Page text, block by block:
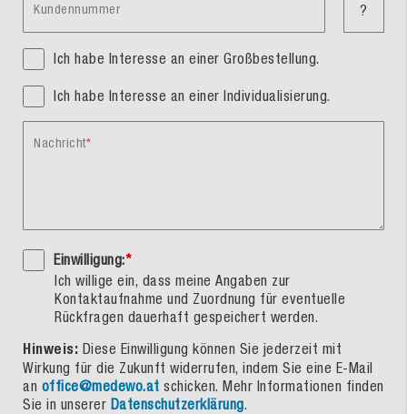
Kundennummer ?
Ich habe Interesse an einer Großbestellung.
Ich habe Interesse an einer Individualisierung.
Nachricht
Einwilligung:*
Ich willige ein, dass meine Angaben zur
Kontaktaufnahme und Zuordnung für eventuelle
Rückfragen dauerhaft gespeichert werden.
Hinweis: Diese Einwilligung können Sie jederzeit mit
Wirkung für die Zukunft widerrufen, indem Sie eine E-Mail
an office@medewo.at schicken. Mehr Informationen finden
Sie in unserer Datenschutzerklärung.